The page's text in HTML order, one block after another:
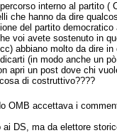
interno al partito (
che hanno da dire
del partito democratico
voi avete sostenuto in
abbiano molto da dire in
(in modo anche un
apri un post dove chi
di costruttivo????
OMB accettava i
DS, ma da elettore